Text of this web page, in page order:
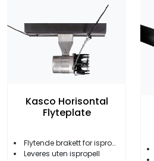
Kasco Horisontal
Flyteplate
Flytende brakett for ispropell
Leveres uten ispropell